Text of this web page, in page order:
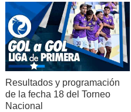
Resultados y programación
de la fecha 18 del Torneo
Nacional